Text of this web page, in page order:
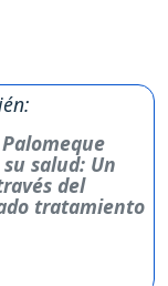
salud: Un
del
tratamiento